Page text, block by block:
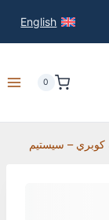
English
0
كوبري – سيستيم